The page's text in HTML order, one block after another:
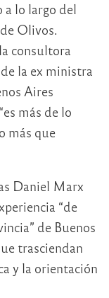
a lo largo del
Olivos.
consultora
la ex ministra
Aires
más de lo
más que
Daniel Marx
“de
de Buenos
trasciendan
y la orientación